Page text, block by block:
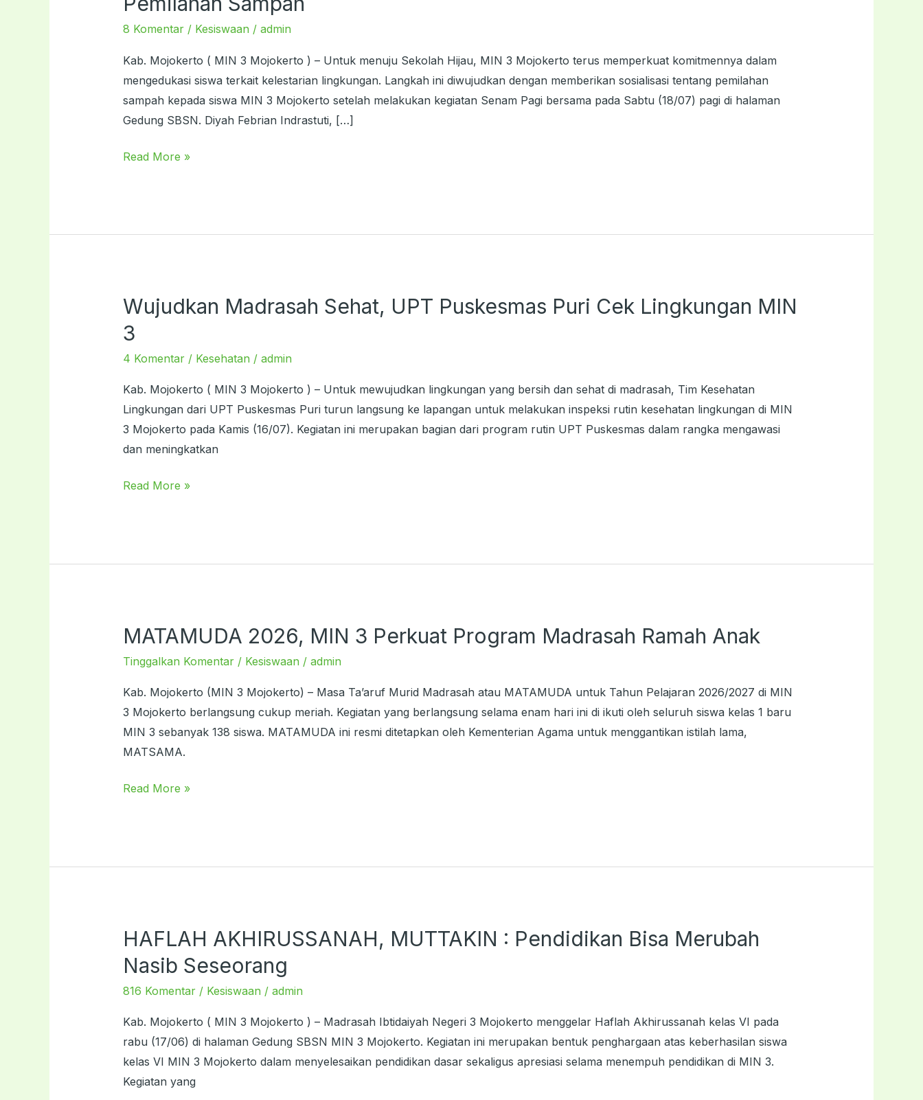
8 Komentar / Kesiswaan / admin
Kab. Mojokerto ( MIN 3 Mojokerto ) – Untuk menuju Sekolah Hijau, MIN 3 Mojokerto terus memperkuat komitmennya dalam
mengedukasi siswa terkait kelestarian lingkungan. Langkah ini diwujudkan dengan memberikan sosialisasi tentang pemilahan
sampah kepada siswa MIN 3 Mojokerto setelah melakukan kegiatan Senam Pagi bersama pada Sabtu (18/07) pagi di halaman
Gedung SBSN. Diyah Febrian Indrastuti, […]
Lingkungan
Sejak
Pemilahan
Read More »
Wujudkan Madrasah Sehat, UPT Puskesmas Puri Cek Lingkungan MIN
3
4 Komentar / Kesehatan / admin
Kab. Mojokerto ( MIN 3 Mojokerto ) – Untuk mewujudkan lingkungan yang bersih dan sehat di madrasah, Tim Kesehatan
Lingkungan dari UPT Puskesmas Puri turun langsung ke lapangan untuk melakukan inspeksi rutin kesehatan lingkungan di MIN
3 Mojokerto pada Kamis (16/07). Kegiatan ini merupakan bagian dari program rutin UPT Puskesmas dalam rangka mengawasi
dan meningkatkan
Wujudkan
Madrasah
Sehat,
UPT
Puskesmas
Puri
Cek
Lingkungan
3
Read More »
MATAMUDA 2026, MIN 3 Perkuat Program Madrasah Ramah Anak
Tinggalkan Komentar / Kesiswaan / admin
Kab. Mojokerto (MIN 3 Mojokerto) – Masa Ta’aruf Murid Madrasah atau MATAMUDA untuk Tahun Pelajaran 2026/2027 di MIN
3 Mojokerto berlangsung cukup meriah. Kegiatan yang berlangsung selama enam hari ini di ikuti oleh seluruh siswa kelas 1 baru
MIN 3 sebanyak 138 siswa. MATAMUDA ini resmi ditetapkan oleh Kementerian Agama untuk menggantikan istilah lama,
MATSAMA.
MATAMUDA
MIN
3
Perkuat
Program
Madrasah
Anak
Read More »
HAFLAH AKHIRUSSANAH, MUTTAKIN : Pendidikan Bisa Merubah
Nasib Seseorang
816 Komentar / Kesiswaan / admin
Kab. Mojokerto ( MIN 3 Mojokerto ) – Madrasah Ibtidaiyah Negeri 3 Mojokerto menggelar Haflah Akhirussanah kelas VI pada
rabu (17/06) di halaman Gedung SBSN MIN 3 Mojokerto. Kegiatan ini merupakan bentuk penghargaan atas keberhasilan siswa
kelas VI MIN 3 Mojokerto dalam menyelesaikan pendidikan dasar sekaligus apresiasi selama menempuh pendidikan di MIN 3.
Kegiatan yang
HAFLAH
AKHIRUSSANAH,
MUTTAKIN
:
Pendidikan
Bisa
Merubah
Nasib